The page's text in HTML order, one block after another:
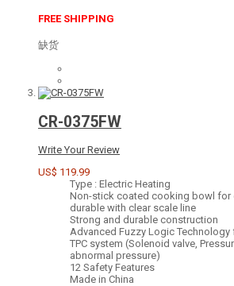
FREE SHIPPING
缺货
CR-0375FW
Write Your Review
US$ 119.99
Type : Electric Heating
Non-stick coated cooking bowl for
durable with clear scale line
Strong and durable construction
Advanced Fuzzy Logic
TPC system (Solenoid valve,
abnormal pressure)
12 Safety Features
Made in China